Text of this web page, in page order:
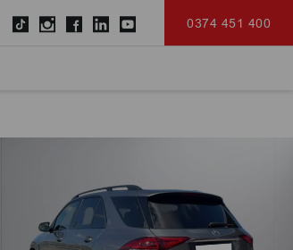
0374 451 400